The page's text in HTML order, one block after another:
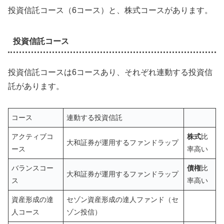
投資信託コース（6コース）と、株式コースがあります。
投資信託コース
投資信託コースは6コースあり、それぞれ連動する投資信
託があります。
コース 連動する投資信託
アクティブコ
ース
大和証券が運用するファンドラップ
株式比
率高い
バランスコー
ス
大和証券が運用するファンドラップ
債権比
率高い
資産形成の達
人コース
セゾン資産形成の達人ファンド（セ
ゾン投信）